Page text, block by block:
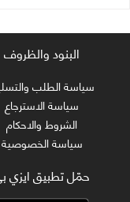
البنود والظروف
سياسة الطلب والتسليم
سياسة الاسترجاع
الشروط والاحكام
سياسة الخصوصية
حمّل تطبيق ايزي بي